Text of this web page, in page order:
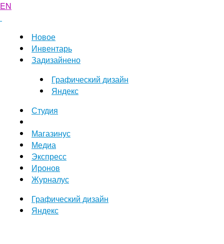
EN
Новое
Инвентарь
Задизайнено
Графический дизайн
Яндекс
Студия
Магазинус
Медиа
Экспресс
Иронов
Журналус
Графический дизайн
Яндекс